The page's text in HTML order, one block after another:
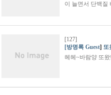
이 늘면서 단백질
[127]
[방명록 Guest] 또
헤헤~바람양 또